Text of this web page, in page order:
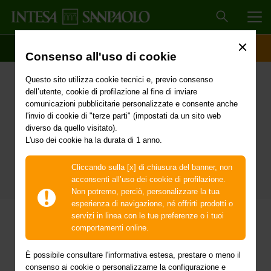
Consenso all'uso di cookie
Questo sito utilizza cookie tecnici e, previo consenso
dell’utente, cookie di profilazione al fine di inviare
comunicazioni pubblicitarie personalizzate e consente anche
l'invio di cookie di "terze parti" (impostati da un sito web
diverso da quello visitato).
L'uso dei cookie ha la durata di 1 anno.
Cliccando sulla [x] di chiusura del banner, non
acconsenti all’uso dei cookie di profilazione.
Non potremo, perciò, personalizzare la tua
esperienza di navigazione, né offrirti prodotti o
servizi in linea con le tue preferenze o i tuoi
comportamenti online.
È possibile consultare l'informativa estesa, prestare o meno il
consenso ai cookie o personalizzarne la configurazione e
Aggiorna il tuo questionario di
profilatura
Il nuovo documento "Analisi degli Obiettivi di
Investimento" è ora disponibile.
Entra nella tua area riservata e accedi alla sezione "Il
mio profilo - Profilo finanziario"per compilarlo in
autonomia, direttamente dalla banca online.
MiFID
DIRETTIVA COMUNITARIA
SUI SERVIZI DI